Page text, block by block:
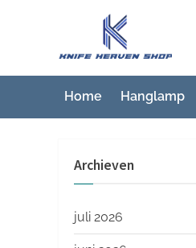
inhoud
K
n
i
f
Home Hanglamp
Archieven
juli 2026